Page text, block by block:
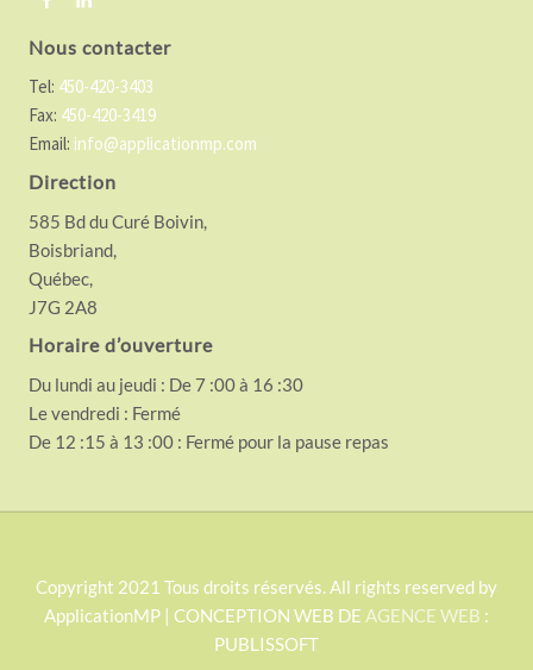
Nous contacter
Tel: 450-420-3403
Fax: 450-420-3419
Email: info@applicationmp.com
Direction
585 Bd du Curé Boivin,
Boisbriand,
Québec,
J7G 2A8
Horaire d’ouverture
Du lundi au jeudi : De 7 :00 à 16 :30
Le vendredi : Fermé
De 12 :15 à 13 :00 : Fermé pour la pause repas
S
Copyright 2021 Tous droits réservés. All rights reserved by
ApplicationMP | CONCEPTION WEB DE AGENCE WEB :
PUBLISSOFT